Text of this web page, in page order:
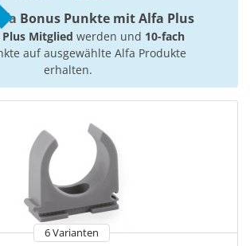
Bonus Punkte mit Alfa Plus
Mitglied werden und 10-fach
auf ausgewählte Alfa Produkte
erhalten.
6 Varianten